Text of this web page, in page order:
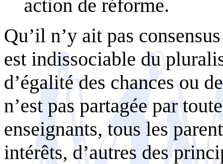
action de réforme.
Qu’il n’y ait pas
est indissociable du
d’égalité des chances ou
n’est pas partagée par
enseignants, tous les
intérêts, d’autres des